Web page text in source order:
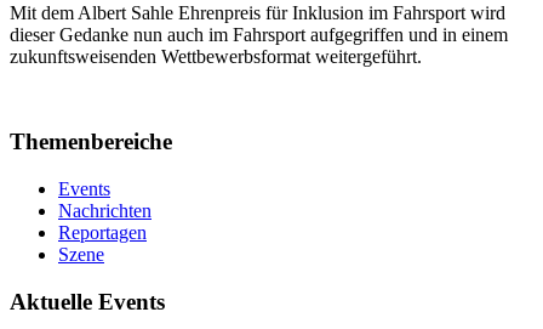
Mit dem Albert Sahle Ehrenpreis für Inklusion im Fahrsport wird
dieser Gedanke nun auch im Fahrsport aufgegriffen und in einem
zukunftsweisenden Wettbewerbsformat weitergeführt.
Themenbereiche
Events
Nachrichten
Reportagen
Szene
Aktuelle Events